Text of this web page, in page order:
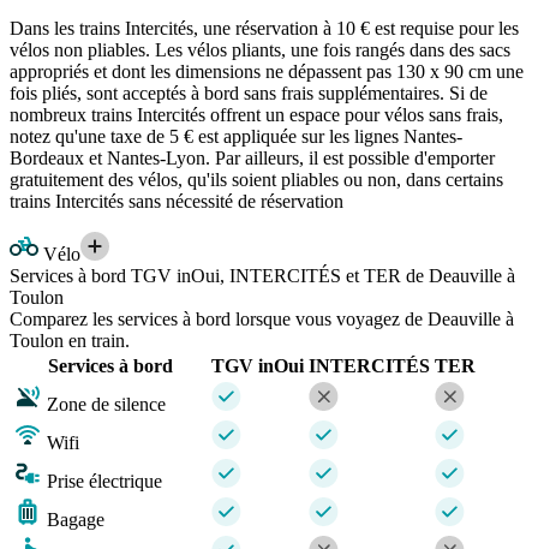
Dans les trains Intercités, une réservation à 10 € est requise pour les
vélos non pliables. Les vélos pliants, une fois rangés dans des sacs
appropriés et dont les dimensions ne dépassent pas 130 x 90 cm une
fois pliés, sont acceptés à bord sans frais supplémentaires. Si de
nombreux trains Intercités offrent un espace pour vélos sans frais,
notez qu'une taxe de 5 € est appliquée sur les lignes Nantes-
Bordeaux et Nantes-Lyon. Par ailleurs, il est possible d'emporter
gratuitement des vélos, qu'ils soient pliables ou non, dans certains
trains Intercités sans nécessité de réservation
Vélo
Services à bord TGV inOui, INTERCITÉS et TER de Deauville à
Toulon
Comparez les services à bord lorsque vous voyagez de Deauville à
Toulon en train.
Services à bord
TGV inOui INTERCITÉS TER
Zone de silence
Wifi
Prise électrique
Bagage